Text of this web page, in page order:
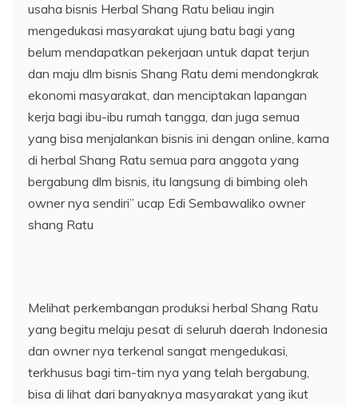
usaha bisnis Herbal Shang Ratu beliau ingin
mengedukasi masyarakat ujung batu bagi yang
belum mendapatkan pekerjaan untuk dapat terjun
dan maju dlm bisnis Shang Ratu demi mendongkrak
ekonomi masyarakat, dan menciptakan lapangan
kerja bagi ibu-ibu rumah tangga, dan juga semua
yang bisa menjalankan bisnis ini dengan online, karna
di herbal Shang Ratu semua para anggota yang
bergabung dlm bisnis, itu langsung di bimbing oleh
owner nya sendiri” ucap Edi Sembawaliko owner
shang Ratu
Melihat perkembangan produksi herbal Shang Ratu
yang begitu melaju pesat di seluruh daerah Indonesia
dan owner nya terkenal sangat mengedukasi,
terkhusus bagi tim-tim nya yang telah bergabung,
bisa di lihat dari banyaknya masyarakat yang ikut